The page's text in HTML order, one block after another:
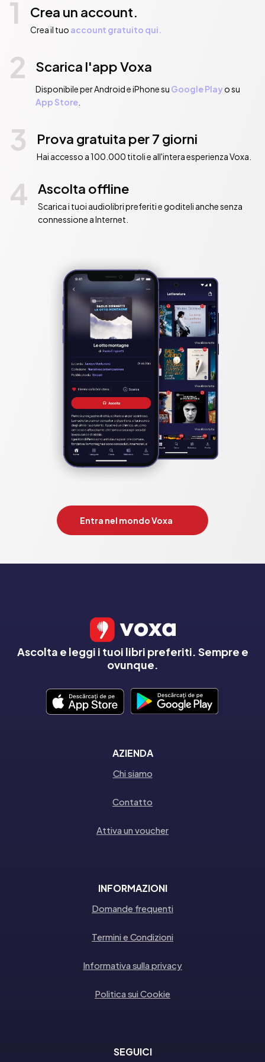
1 Crea un account.
Crea il tuo account gratuito qui.
2 Scarica l'app Voxa
Disponibile per Android e iPhone su Google Playo su
App Store.
3 Prova gratuita per 7 giorni
Hai accesso a 100.000 titoli e all'intera esperienza Voxa.
4 Ascolta offline
Scarica i tuoi audiolibri preferiti e goditeli anche senza
connessione a Internet.
Entra nel mondo Voxa
Ascolta e leggi i tuoi libri preferiti. Sempre e
ovunque.
AZIENDA
Chi siamo
Contatto
Attiva un voucher
INFORMAZIONI
Domande frequenti
Termini e Condizioni
Informativa sulla privacy
Politica sui Cookie
SEGUICI